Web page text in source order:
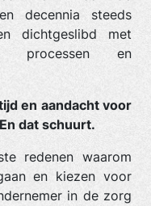
decennia steeds
dichtgeslibd met
processen en
en aandacht voor
dat schuurt.
redenen waarom
en kiezen voor
in de zorg